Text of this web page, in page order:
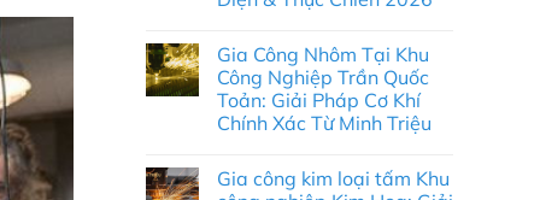
bình
luận
ở
Công
Ty
Robot
Phú
Thọ:
Gia Công Nhôm Tại Khu
Công Nghiệp Trần Quốc
Toản: Giải Pháp Cơ Khí
Chính Xác Từ Minh Triệu
bình
luận
Gia công kim loại tấm Khu